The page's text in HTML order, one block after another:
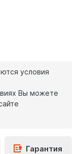
условия
Вы можете
Гарантия